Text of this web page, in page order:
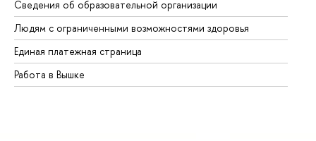
Сведения об образовательной организации
Людям с ограниченными возможностями здоровья
Единая платежная страница
Работа в Вышке